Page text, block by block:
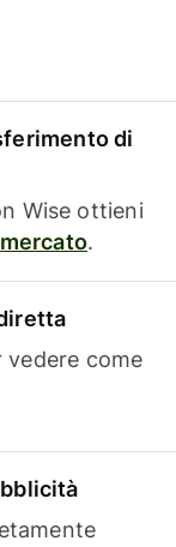
di
Wise ottieni
.
vedere come